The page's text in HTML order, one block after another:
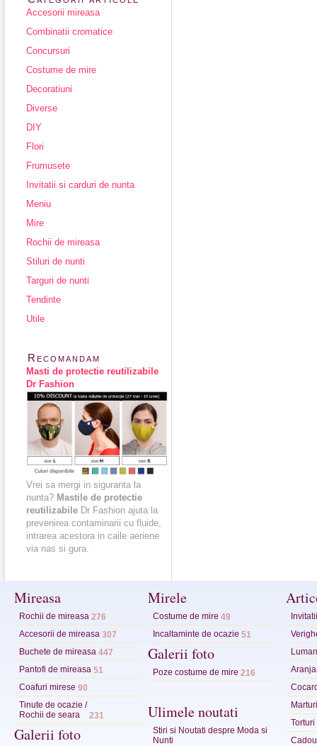
Accesorii mireasa
Combinatii cromatice
Concursuri
Costume de mire
Decoratiuni
Diverse
DIY
Flori
Frumusete
Invitatii si carduri de nunta
Meniu
Mire
Rochii de mireasa
Stiluri de nunti
Targuri de nunti
Tendinte
Utile
Recomandam
Masti de protectie reutilizabile
Dr Fashion
Vrei sa mergi in siguranta la
nunta? Mastile de protectie
reutilizabile Dr Fashion ajuta la
prevenirea contaminarii cu fluide,
intrarea acestora in caile aeriene
via nas si gura.
Mireasa
Rochii de mireasa 276
Accesorii de mireasa 307
Buchete de mireasa 447
Pantofi de mireasa 51
Coafuri mirese 90
Tinute de ocazie /
Rochii de seara
231
Galerii foto
Mirele
Costume de mire 49
Incaltaminte de ocazie 51
Galerii foto
Poze costume de mire 216
Ulimele noutati
Stiri si Noutati despre Moda si
Nunti